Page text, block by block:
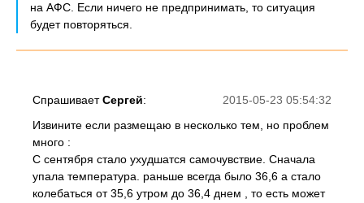
на АФС. Если ничего не предпринимать, то ситуация
будет повторяться.
2015-05-23 05:54:32
СпрашиваетСергей:
Извините если размещаю в несколько тем, но проблем
много :
С сентября стало ухудшатся самочувствие. Сначала
упала температура. раньше всегда было 36,6 а стало
колебаться от 35,6 утром до 36,4 днем , то есть может